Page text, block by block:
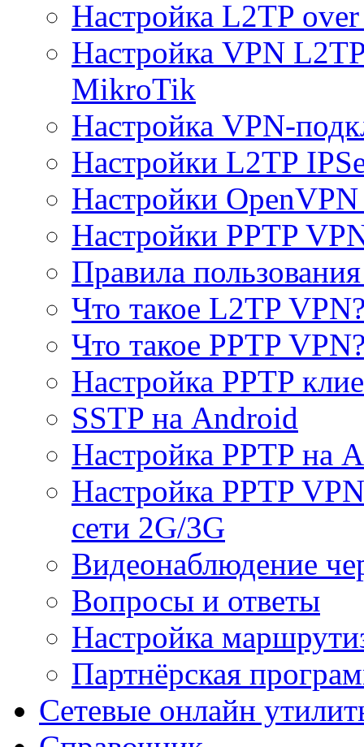
Настройка L2TP
Настройка VPN
MikroTik
Настройка VPN-
Настройки L2TP
Настройки
Настройки PPTP
Правила
Что такое L2TP
Что такое PPTP
Настройка PPTP
SSTP на Android
Настройка PPTP на
Настройка PPTP
сети 2G/3G
Видеонаблюдение
Вопросы и ответы
Настройка
Партнёрская
Сетевые онлайн